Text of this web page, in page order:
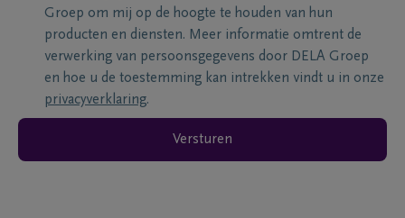
Groep om mij op de hoogte te houden van hun
producten en diensten. Meer informatie omtrent de
verwerking van persoonsgegevens door DELA Groep
en hoe u de toestemming kan intrekken vindt u in onze
privacyverklaring.
Versturen